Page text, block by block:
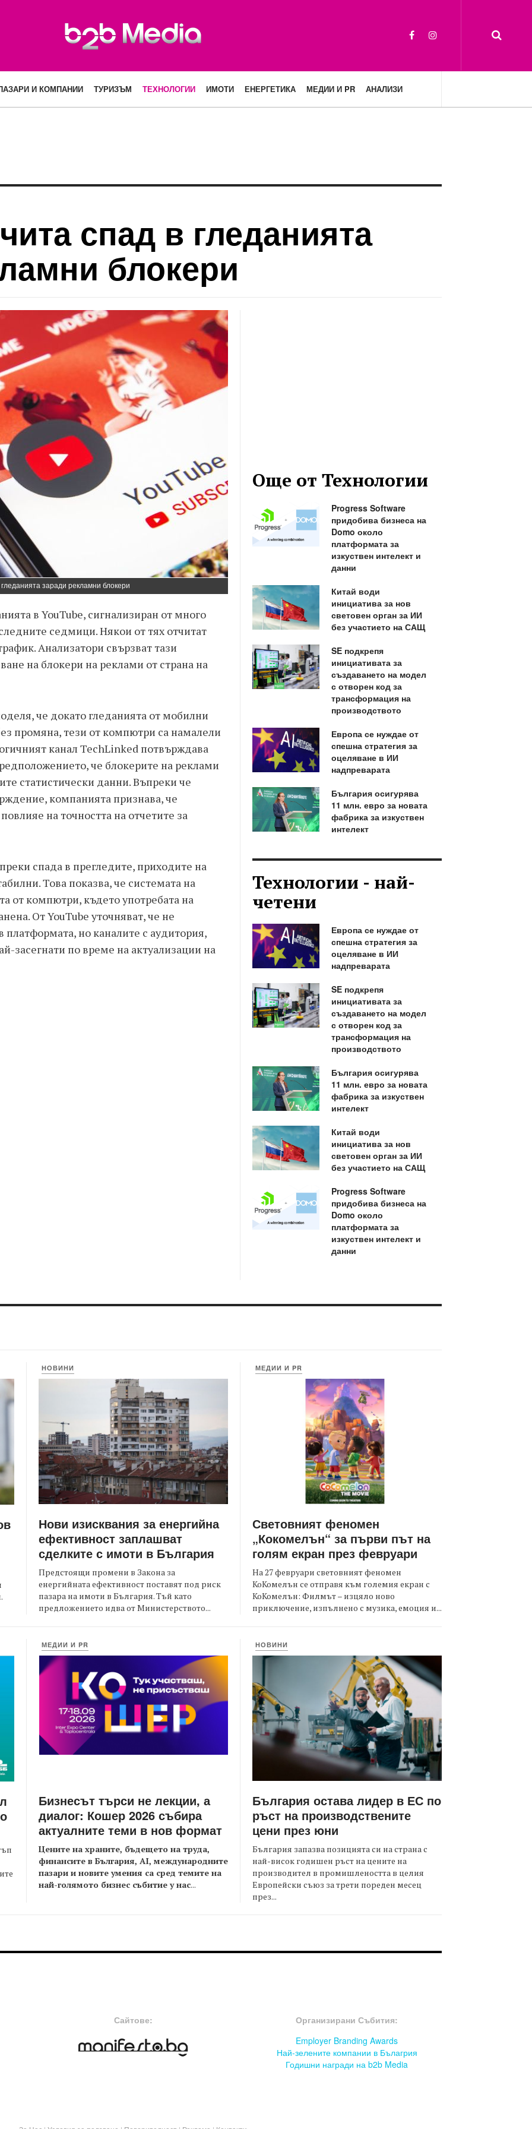
И КОМПАНИИ ТУРИЗЪМ ТЕХНОЛОГИИ ИМОТИ ЕНЕРГЕТИКА МЕДИИ И PR АНАЛИЗИ
спад в гледанията
блокери
заради рекламни блокери
в YouTube, сигнализиран от много
седмици. Някои от тях отчитат
Анализатори свързват тази
на блокери на реклами от страна на
че докато гледанията от мобилни
промяна, тези от компютри са намалели
канал TechLinked потвърждава
че блокерите на реклами
статистически данни. Въпреки че
компанията признава, че
на точността на отчетите за
спада в прегледите, приходите на
Това показва, че системата на
от компютри, където употребата на
От YouTube уточняват, че не
но каналите с аудитория,
засегнати по време на актуализации на
Още от Технологии
Progress Software
придобива бизнеса на
Domo около
платформата за
изкуствен интелект и
данни
Китай води
инициатива за нов
световен орган за ИИ
без участието на САЩ
SE подкрепя
инициативата за
създаването на модел
с отворен код за
трансформация на
производството
Европа се нуждае от
спешна стратегия за
оцеляване в ИИ
надпреварата
България осигурява
11 млн. евро за новата
фабрика за изкуствен
интелект
Технологии - най-
четени
Европа се нуждае от
спешна стратегия за
оцеляване в ИИ
надпреварата
SE подкрепя
инициативата за
създаването на модел
с отворен код за
трансформация на
производството
България осигурява
11 млн. евро за новата
фабрика за изкуствен
интелект
Китай води
инициатива за нов
световен орган за ИИ
без участието на САЩ
Progress Software
придобива бизнеса на
Domo около
платформата за
изкуствен интелект и
данни
НОВИНИ
Нови изисквания за енергийна
ефективност заплашват
сделките с имоти в България
Предстоящи промени в Закона за
енергийната ефективност поставят под риск
пазара на имоти в България. Тъй като
предложението идва от Министерството...
МЕДИИ И PR
Световният феномен
„Кокомелън“ за първи път на
голям екран през февруари
На 27 февруари световният феномен
КоКомелън се отправя към големия екран с
КоКомелън: Филмът – изцяло ново
приключение, изпълнено с музика, емоция и...
МЕДИИ И PR
Бизнесът търси не лекции, а
диалог: Кошер 2026 събира
актуалните теми в нов формат
Цените на храните, бъдещето на труда,
финансите в България, AI, международните
пазари и новите умения са сред темите на
най-голямото бизнес събитие у нас...
НОВИНИ
България остава лидер в ЕС по
ръст на производствените
цени през юни
България запазва позицията си на страна с
най-висок годишен ръст на цените на
производител в промишлеността в целия
Европейски съюз за трети пореден месец
през...
Сайтове:
Организирани Събития:
Employer Branding Awards
Най-зелените компании в Бълагрия
Годишни награди на b2b Media